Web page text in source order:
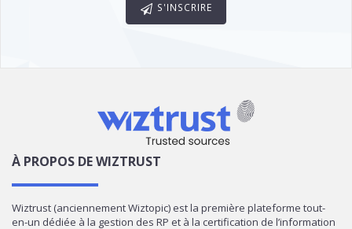
S'INSCRIRE
À PROPOS DE WIZTRUST
Wiztrust (anciennement Wiztopic) est la première plateforme tout-
en-un dédiée à la gestion des RP et à la certification de l’information